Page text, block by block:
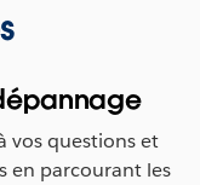
vos questions et
en parcourant les